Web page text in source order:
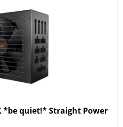
*be quiet!* Straight Power